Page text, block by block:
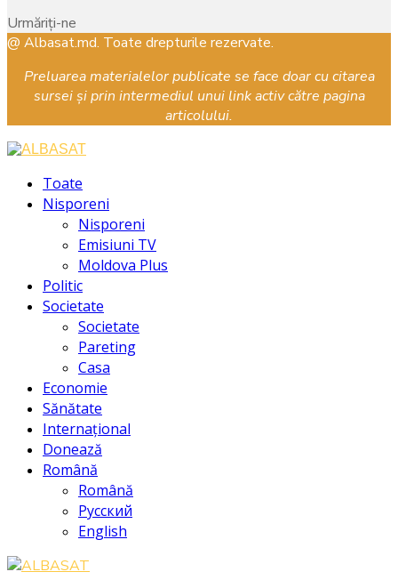
Urmăriți-ne
Facebook
Instagram
Youtube
@ Albasat.md. Toate drepturile rezervate.
Preluarea materialelor publicate se face doar cu citarea
sursei și prin intermediul unui link activ către pagina
articolului.
Toate
Nisporeni
Nisporeni
Emisiuni TV
Moldova Plus
Politic
Societate
Societate
Pareting
Casa
Economie
Sănătate
Internațional
Donează
Română
Română
Русский
English